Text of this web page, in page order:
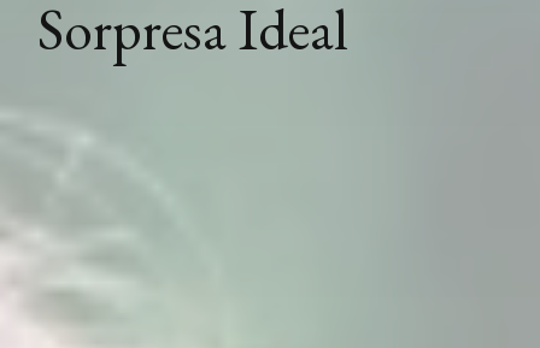
Sorpresa Ideal